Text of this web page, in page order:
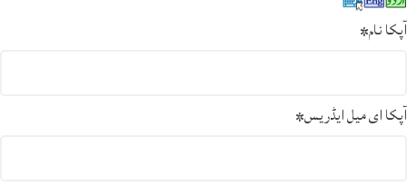
آپکا نام*
آپکا ای میل ایڈریس*